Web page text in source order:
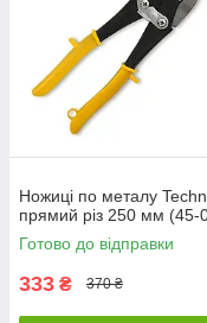
Ножиці по металу
прямий різ 250 мм (45-
Готово до відправки
333 ₴ 370 ₴